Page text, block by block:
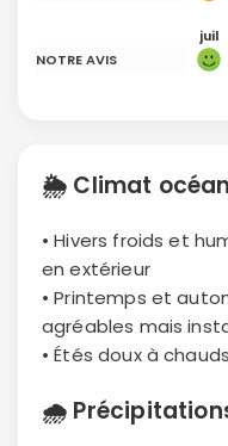
juil
NOTRE AVIS
🌦 Climat
• Hivers froids et
en extérieur
• Printemps et
agréables mais
• Étés doux à
🌧